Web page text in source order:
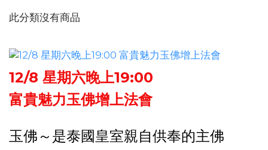
此分類沒有商品
12/8 星期六晚上19:00
富貴魅力玉佛增上法會
玉佛～是泰國皇室親自供奉的主佛